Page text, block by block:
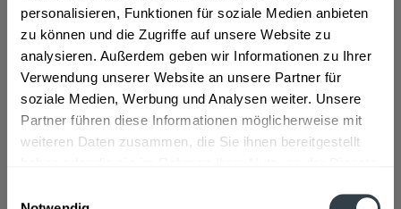
personalisieren, Funktionen für soziale Medien anbieten
zu können und die Zugriffe auf unsere Website zu
analysieren. Außerdem geben wir Informationen zu Ihrer
Verwendung unserer Website an unsere Partner für
soziale Medien, Werbung und Analysen weiter. Unsere
Partner führen diese Informationen möglicherweise mit
weiteren Daten zusammen, die Sie ihnen bereitgestellt
Artikel-Nr.:
13966
Verfügbar in:
Düsseldorf
Beschreibung
mehr
"Cloudy Bay Sauvignon Blanc Cloudy Bay